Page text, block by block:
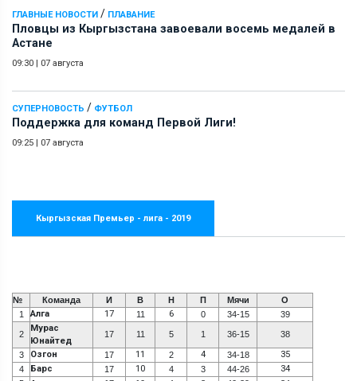
ГЛАВНЫЕ НОВОСТИ / ПЛАВАНИЕ
Пловцы из Кыргызстана завоевали восемь медалей в
Астане
09:30 | 07 августа
СУПЕРНОВОСТЬ / ФУТБОЛ
Поддержка для команд Первой Лиги!
09:25 | 07 августа
Кыргызская Премьер - лига - 2019
№ Команда И В Н П Мячи
О
1
Алга 17 11 6 0 34-15 39
2
Мурас
Юнайтед
17 11 5 1 36-15 38
3 Озгон 17 11 2 4 34-18 35
4 Барс 17 10 4 3 44-26 34